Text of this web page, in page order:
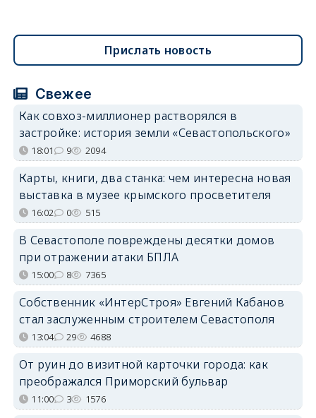
Прислать новость
Свежее
Как совхоз-миллионер растворялся в
застройке: история земли «Севастопольского»
18:01 9 2094
Карты, книги, два станка: чем интересна новая
выставка в музее крымского просветителя
16:02 0 515
В Севастополе повреждены десятки домов
при отражении атаки БПЛА
15:00 8 7365
Собственник «ИнтерСтроя» Евгений Кабанов
стал заслуженным строителем Севастополя
13:04 29 4688
От руин до визитной карточки города: как
преображался Приморский бульвар
11:00 3 1576